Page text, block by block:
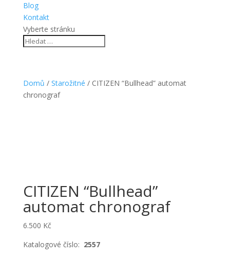
Blog
Kontakt
Vyberte stránku
Domů / Starožitné / CITIZEN “Bullhead” automat
chronograf
CITIZEN “Bullhead”
automat chronograf
6.500 Kč
Katalogové číslo: 2557